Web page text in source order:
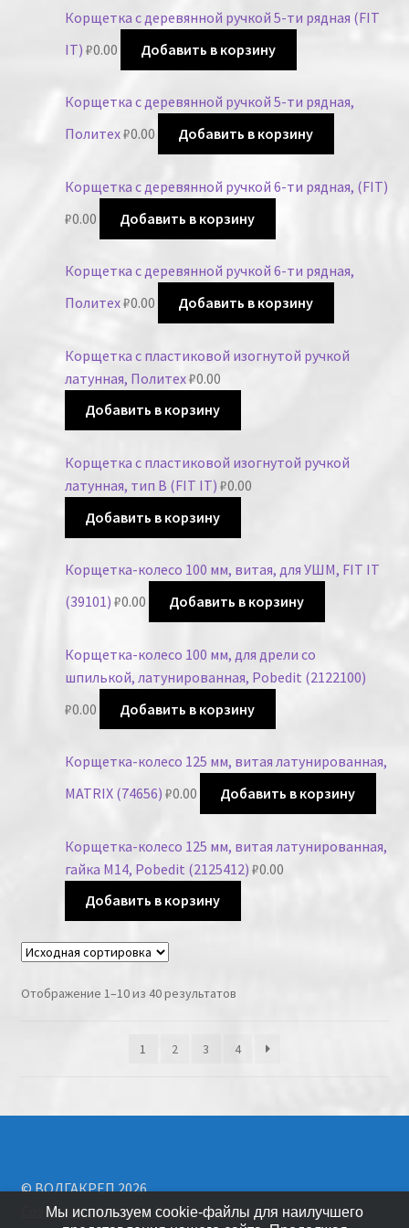
Корщетка с деревянной ручкой 5-ти рядная (FIT
IT) ₽0.00 Добавить в корзину
Корщетка с деревянной ручкой 5-ти рядная,
Политех₽0.00 Добавить в корзину
Корщетка с деревянной ручкой 6-ти рядная, (FIT)
₽0.00 Добавить в корзину
Корщетка с деревянной ручкой 6-ти рядная,
Политех₽0.00 Добавить в корзину
Корщетка с пластиковой изогнутой ручкой
латунная, Политех₽0.00
Добавить в корзину
Корщетка с пластиковой изогнутой ручкой
латунная, тип В (FIT IT) ₽0.00
Добавить в корзину
Корщетка-колесо 100 мм, витая, для УШМ, FIT IT
(39101) ₽0.00 Добавить в корзину
Корщетка-колесо 100 мм, для дрели со
шпилькой, латунированная, Pobedit (2122100)
₽0.00 Добавить в корзину
Корщетка-колесо 125 мм, витая латунированная,
MATRIX (74656) ₽0.00 Добавить в корзину
Корщетка-колесо 125 мм, витая латунированная,
гайка М14, Pobedit (2125412) ₽0.00
Добавить в корзину
Отображение 1–10 из 40 результатов
1 2 3 4
© ВОЛГАКРЕП 2026
Создано с помощью WooCommerce
Мы используем cookie-файлы для наилучшего